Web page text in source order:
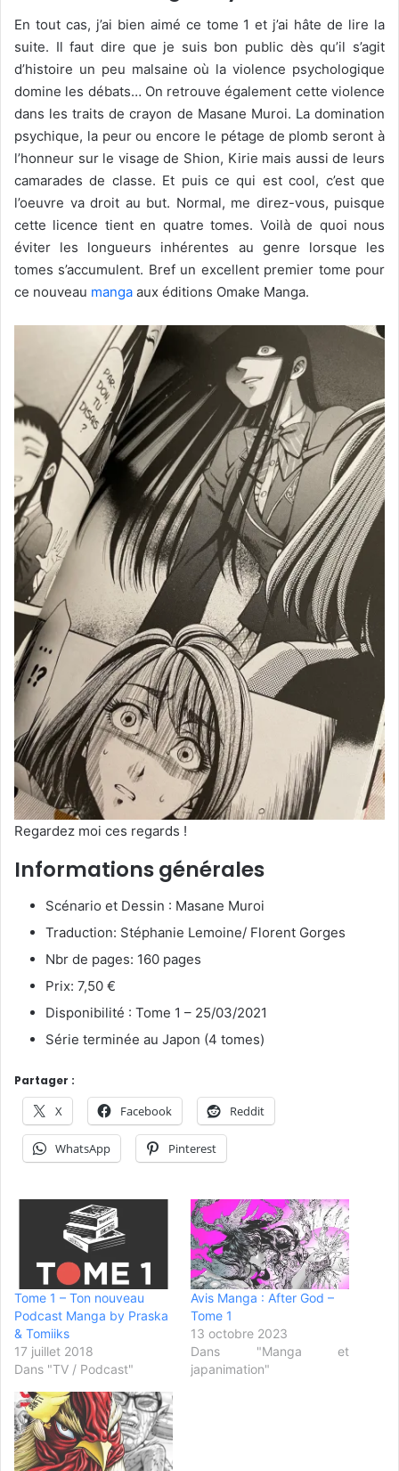
En tout cas, j’ai bien aimé ce tome 1 et j’ai hâte de lire la
suite. Il faut dire que je suis bon public dès qu’il s’agit
d’histoire un peu malsaine où la violence psychologique
domine les débats… On retrouve également cette violence
dans les traits de crayon de Masane Muroi. La domination
psychique, la peur ou encore le pétage de plomb seront à
l’honneur sur le visage de Shion, Kirie mais aussi de leurs
camarades de classe. Et puis ce qui est cool, c’est que
l’oeuvre va droit au but. Normal, me direz-vous, puisque
cette licence tient en quatre tomes. Voilà de quoi nous
éviter les longueurs inhérentes au genre lorsque les
tomes s’accumulent. Bref un excellent premier tome pour
ce nouveau manga aux éditions Omake Manga.
Regardez moi ces regards !
Informations générales
Scénario et Dessin : Masane Muroi
Traduction: Stéphanie Lemoine/ Florent Gorges
Nbr de pages: 160 pages
Prix: 7,50 €
Disponibilité : Tome 1 – 25/03/2021
Série terminée au Japon (4 tomes)
Partager :
X Facebook Reddit
WhatsApp Pinterest
Tome 1 – Ton nouveau
Podcast Manga by Praska
& Tomiiks
17 juillet 2018
Dans "TV / Podcast"
Avis Manga : After God –
Tome 1
13 octobre 2023
Dans "Manga et
japanimation"